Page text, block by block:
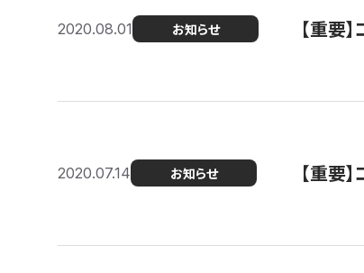
2020.08.01 お知らせ 【重要
2020.07.14 お知らせ 【重要